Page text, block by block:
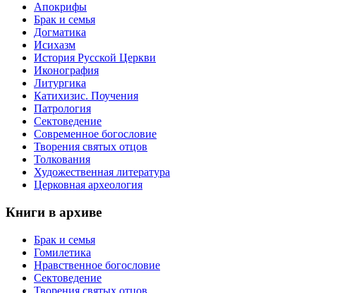
Апокрифы
Брак и семья
Догматика
Исихазм
История Русской Церкви
Иконография
Литургика
Катихизис. Поучения
Патрология
Сектоведение
Современное богословие
Творения святых отцов
Толкования
Художественная литература
Церковная археология
Книги в архиве
Брак и семья
Гомилетика
Нравственное богословие
Сектоведение
Творения святых отцов